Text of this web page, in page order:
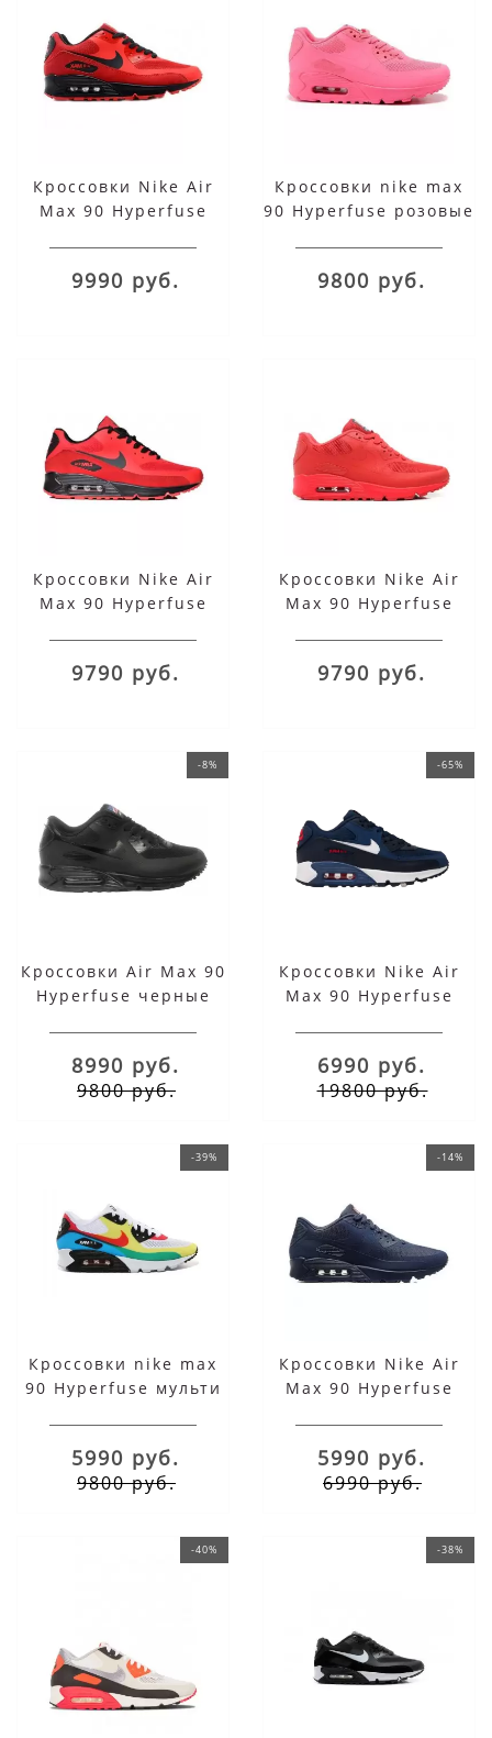
Кроссовки Nike Air
Max 90 Hyperfuse
9990 руб.
Кроссовки nike max
90 Hyperfuse розовые
9800 руб.
Кроссовки Nike Air
Max 90 Hyperfuse
9790 руб.
Кроссовки Nike Air
Max 90 Hyperfuse
9790 руб.
-8%
Кроссовки Air Max 90
Hyperfuse черные
8990 руб.
9800 руб.
-65%
Кроссовки Nike Air
Max 90 Hyperfuse
6990 руб.
19800 руб.
-39%
Кроссовки nike max
90 Hyperfuse мульти
5990 руб.
9800 руб.
-14%
Кроссовки Nike Air
Max 90 Hyperfuse
5990 руб.
6990 руб.
-40% -38%